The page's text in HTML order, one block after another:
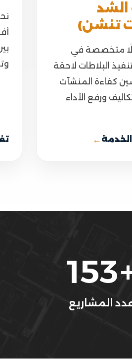
الشد
تنشن)
متخصصة في
البلاطات لاحقة
كفاءة المنشآت
ورفع الأداء
←
153
المشاريع